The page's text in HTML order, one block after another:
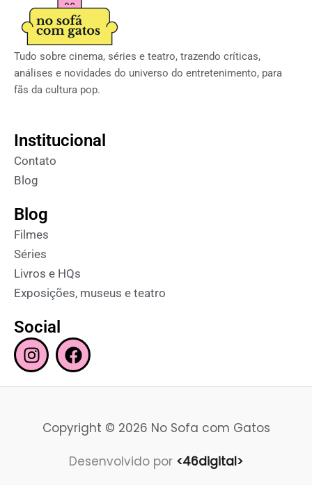
Tudo sobre cinema, séries e teatro, trazendo críticas,
análises e novidades do universo do entretenimento, para
fãs da cultura pop.
Institucional
Contato
Blog
Blog
Filmes
Séries
Livros e HQs
Exposições, museus e teatro
Social
I
n
s
F
a
c
o
o
k
Copyright © 2026 No Sofa com Gatos
Desenvolvido por <46digital>